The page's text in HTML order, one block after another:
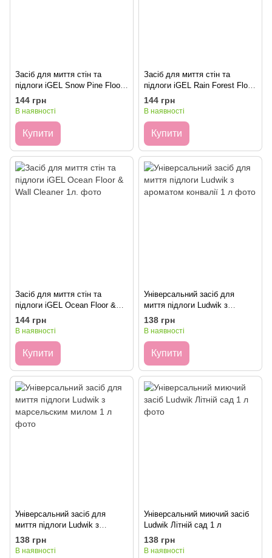
Засіб для миття стін та
підлоги iGEL Snow Pine Floor
& Wall Cleaner 1л.
144 грн
В наявності
Купити
Засіб для миття стін та
підлоги iGEL Rain Forest Floor
& Wall Cleaner 1л.
144 грн
В наявності
Купити
Засіб для миття стін та
підлоги iGEL Ocean Floor &
Wall Cleaner 1л.
144 грн
В наявності
Купити
Універсальний засіб для
миття підлоги Ludwik з
ароматом конвалії 1 л
138 грн
В наявності
Купити
Універсальний засіб для
миття підлоги Ludwik з
марсельским милом 1 л
138 грн
В наявності
Універсальний миючий засіб
Ludwik Літній сад 1 л
138 грн
В наявності